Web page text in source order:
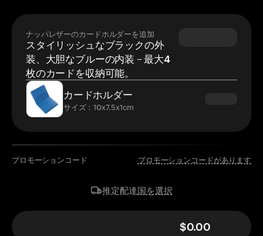
ナッパレザーのカードホルダーを追加
スタイリッシュなブラックの外
装、大胆なブルーの内装 – 最大4
枚のカードを収納可能。
カードホルダー
サイズ：10x7.5x1cm
プロモーションコード プロモーションコードがあります
推定配達国を選択
$0.00